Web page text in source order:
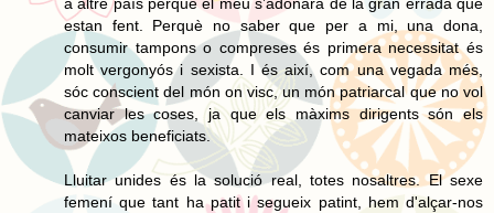
estan fent. Perquè no saber que per a mi, una dona,
consumir tampons o compreses és primera necessitat és
molt vergonyós i sexista. I és així, com una vegada més,
sóc conscient del món on visc, un món patriarcal que no vol
canviar les coses, ja que els màxims dirigents són els
mateixos beneficiats.
Lluitar unides és la solució real, totes nosaltres. El sexe
femení que tant ha patit i segueix patint, hem d'alçar-nos